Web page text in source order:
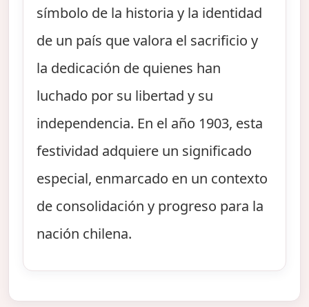
símbolo de la historia y la identidad
de un país que valora el sacrificio y
la dedicación de quienes han
luchado por su libertad y su
independencia. En el año 1903, esta
festividad adquiere un significado
especial, enmarcado en un contexto
de consolidación y progreso para la
nación chilena.